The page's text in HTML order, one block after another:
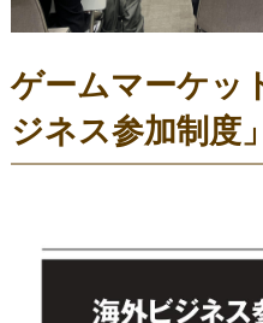
ゲームマーケッ
ジネス参加制度